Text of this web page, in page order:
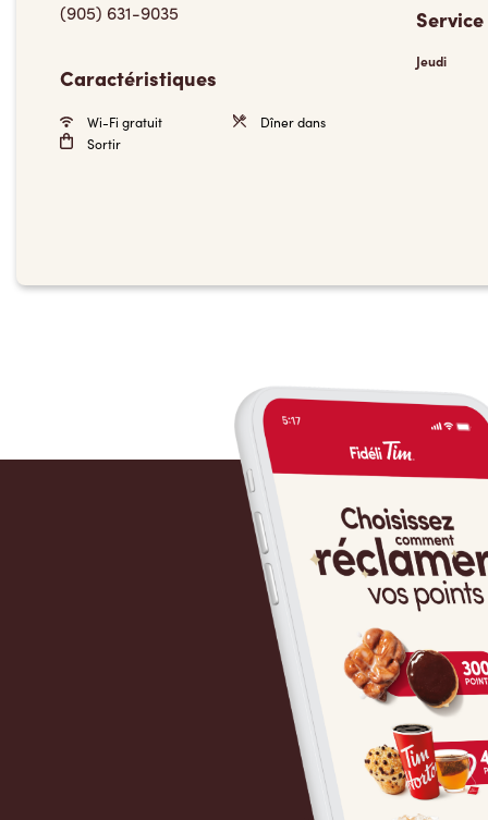
(905) 631-9035
Caractéristiques
Wi-Fi gratuit
Dîner dans
Sortir
Jeudi